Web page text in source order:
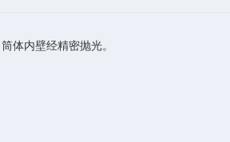
体内壁经精密抛光。